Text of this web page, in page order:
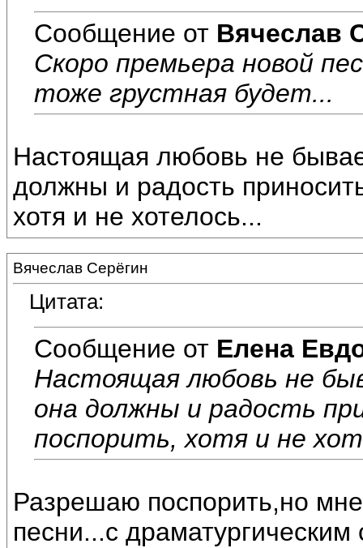
Сообщение от Вячеслав
Скоро премьера новой
тоже грустная будет...
Настоящая любовь не
должны и радость
хотя и не хотелось...
Вячеслав Серёгин
Цитата:
Сообщение от Елена
Настоящая любовь не
она должны и радость
поспорить, хотя и не
Разрешаю поспорить,но
песни...с